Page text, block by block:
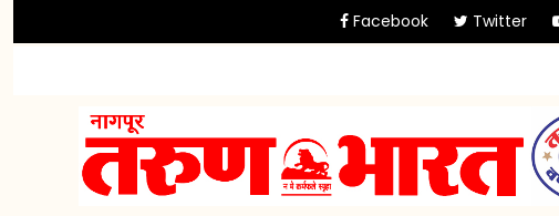
Facebook Twitter